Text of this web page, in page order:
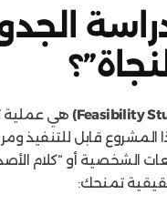
هي عملية
قابل للتنفيذ
الشخصية أو “كلام
تمنحك: